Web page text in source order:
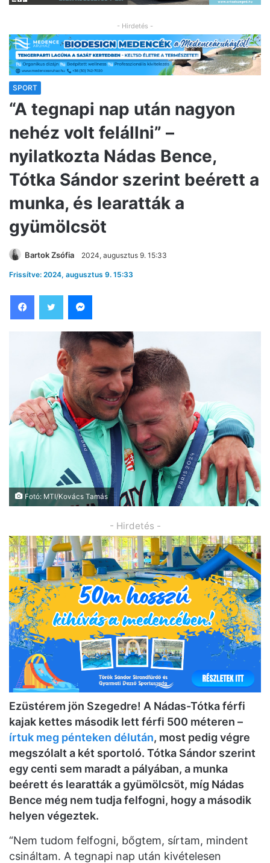
- Hirdetés -
SPORT
“A tegnapi nap után nagyon
nehéz volt felállni” –
nyilatkozta Nádas Bence,
Tótka Sándor szerint beérett a
munka, és learatták a
gyümölcsöt
Bartok Zsófia 2024, augusztus 9. 15:33
Frissítve: 2024, augusztus 9. 15:33
Fotó: MTI/Kovács Tamás
- Hirdetés -
Ezüstérem jön Szegedre! A Nádas-Tótka férfi
kajak kettes második lett férfi 500 méteren –
írtuk meg pénteken délután, most pedig végre
megszólalt a két sportoló. Tótka Sándor szerint
egy centi sem maradt a pályában, a munka
beérett és learatták a gyümölcsöt, míg Nádas
Bence még nem tudja felfogni, hogy a második
helyen végeztek.
“Nem tudom felfogni, bőgtem, sírtam, mindent
csináltam. A tegnapi nap után kivételesen